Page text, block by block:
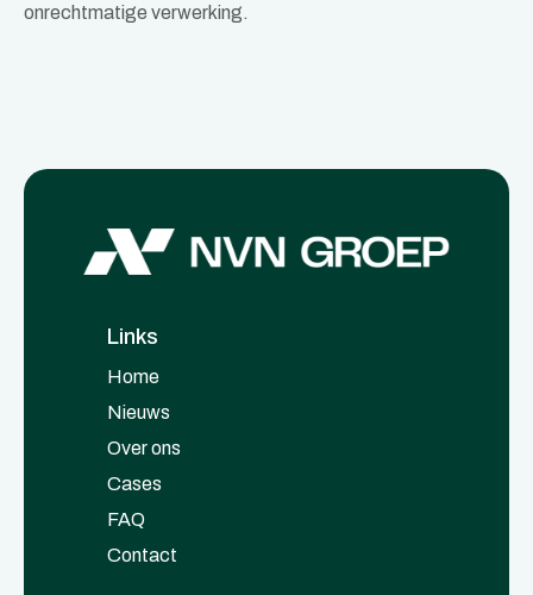
onrechtmatige verwerking.
Links
Home
Nieuws
Over ons
Cases
FAQ
Contact